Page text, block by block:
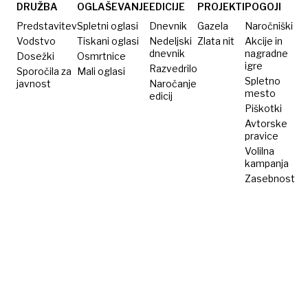
leto dni
zapora
DRUŽBA
Predstavitev
Vodstvo
Dosežki
Sporočila za
javnost
OGLAŠEVANJE
Spletni oglasi
Tiskani oglasi
Osmrtnice
Mali oglasi
EDICIJE
Dnevnik
Nedeljski
dnevnik
Razvedrilo
Naročanje
edicij
PROJEKTI
Gazela
Zlata nit
POGOJI
Naročniški
Akcije in
nagradne
igre
Spletno
mesto
Piškotki
Avtorske
pravice
Volilna
kampanja
Zasebnost